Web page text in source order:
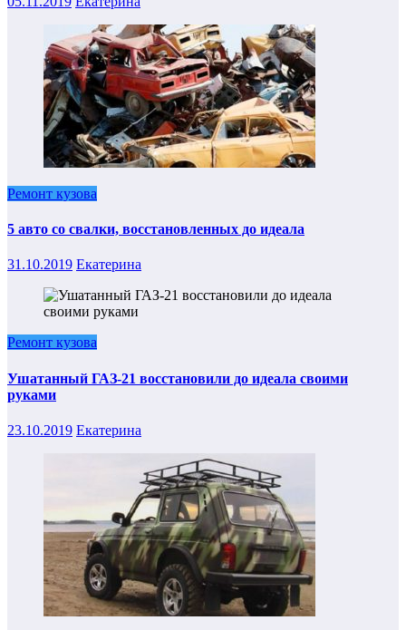
Ремонт кузова
5 авто со свалки, восстановленных до идеала
31.10.2019 Екатерина
Ремонт кузова
Ушатанный ГАЗ-21 восстановили до идеала своими
руками
23.10.2019 Екатерина